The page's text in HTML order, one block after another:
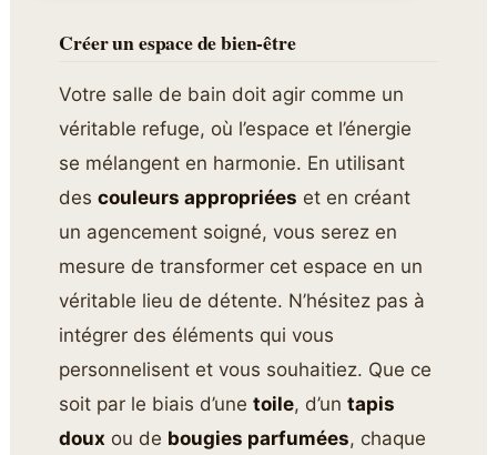
Créer un espace de bien-être
Votre salle de bain doit agir comme un
véritable refuge, où l’espace et l’énergie
se mélangent en harmonie. En utilisant
descouleurs appropriées et en créant
un agencement soigné, vous serez en
mesure de transformer cet espace en un
véritable lieu de détente. N’hésitez pas à
intégrer des éléments qui vous
personnelisent et vous souhaitiez. Que ce
soit par le biais d’unetoile, d’untapis
doux ou de bougies parfumées, chaque